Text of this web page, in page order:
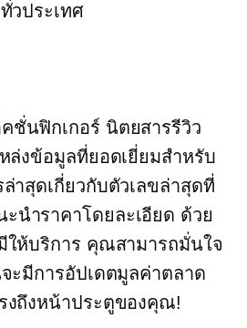
วประเทศ
ชั่นฟิกเกอร์ นิตยสารรีวิว
ล่งข้อมูลที่ยอดเยี่ยมสำหรับ
าสุดเกี่ยวกับตัวเลขล่าสุดที่
นำราคาโดยละเอียด ด้วย
ให้บริการ คุณสามารถมั่นใจ
ะมีการอัปเดตมูลค่าตลาด
งถึงหน้าประตูของคุณ!